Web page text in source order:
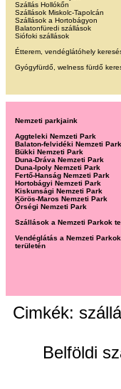
Szállás Hollókőn
Szállások Miskolc-Tapolcán
Szállások a Hortobágyon
Balatonfüredi szállások
Siófoki szállások
Étterem, vendéglátóhely
Gyógyfürdő, welness fürdő
Nemzeti parkjaink
Aggteleki Nemzeti Park
Balaton-felvidéki Nemzeti Park
Bükki Nemzeti Park
Duna-Dráva Nemzeti Park
Duna-Ipoly Nemzeti Park
Fertő-Hanság Nemzeti Park
Hortobágyi Nemzeti Park
Kiskunsági Nemzeti Park
Körös-Maros Nemzeti Park
Őrségi Nemzeti Park
Szállások a Nemzeti Parkok
Vendéglátás a Nemzeti Parkok
területén
Cimkék:
Belföldi